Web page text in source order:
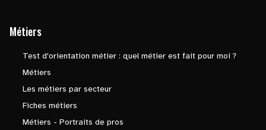
Métiers
Test d'orientation métier : quel métier est fait pour moi ?
Métiers
Les métiers par secteur
Fiches métiers
Métiers - Portraits de pros